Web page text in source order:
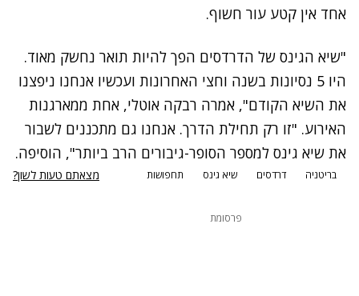
אחד אין קטע עור חשוף.
"שיא הגינס של הדרדסים הפך להיות תואר נחשק מאוד.
היו 5 נסיונות בשנה וחצי האחרונות ועכשיו אנחנו ניפצנו
את השיא הקודם", אמרה רבקה אוטלי, אחת ממארגנות
האירוע. "זו רק תחילת הדרך. אנחנו גם מתכננים לשבור
את שיא גינס למספר הסופר-גיבורים הרב ביותר", הוסיפה.
בריטניה דרדסים שיא גינס תחפושות מצאתם טעות לשון?
פרסומת